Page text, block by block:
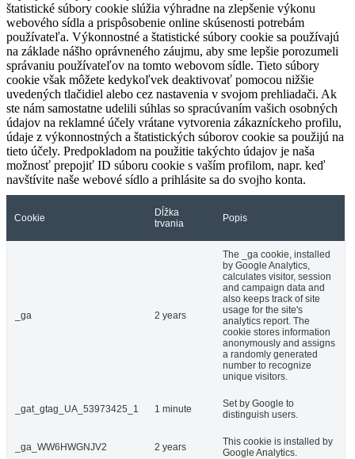
štatistické súbory cookie slúžia výhradne na zlepšenie výkonu
webového sídla a prispôsobenie online skúsenosti potrebám
používateľa. Výkonnostné a štatistické súbory cookie sa používajú
na základe nášho oprávneného záujmu, aby sme lepšie porozumeli
správaniu používateľov na tomto webovom sídle. Tieto súbory
cookie však môžete kedykoľvek deaktivovať pomocou nižšie
uvedených tlačidiel alebo cez nastavenia v svojom prehliadači. Ak
ste nám samostatne udelili súhlas so spracúvaním vašich osobných
údajov na reklamné účely vrátane vytvorenia zákazníckeho profilu,
údaje z výkonnostných a štatistických súborov cookie sa použijú na
tieto účely. Predpokladom na použitie takýchto údajov je naša
možnosť prepojiť ID súboru cookie s vaším profilom, napr. keď
navštívite naše webové sídlo a prihlásite sa do svojho konta.
Cookie
Dĺžka
trvania
Popis
_ga 2 years
The _ga cookie, installed
by Google Analytics,
calculates visitor, session
and campaign data and
also keeps track of site
usage for the site's
analytics report. The
cookie stores information
anonymously and assigns
a randomly generated
number to recognize
unique visitors.
_gat_gtag_UA_53973425_1 1 minute
Set by Google to
distinguish users.
_ga_WW6HWGNJV2 2 years
This cookie is installed by
Google Analytics.